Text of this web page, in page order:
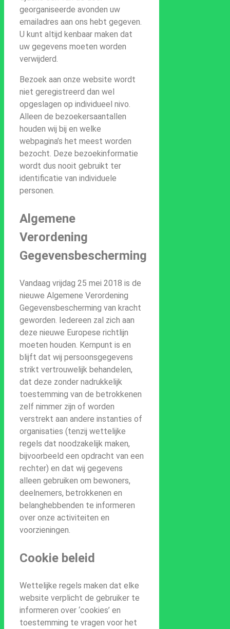
georganiseerde avonden uw
emailadres aan ons hebt gegeven.
U kunt altijd kenbaar maken dat
uw gegevens moeten worden
verwijderd.
Bezoek aan onze website wordt
niet geregistreerd dan wel
opgeslagen op individueel nivo.
Alleen de bezoekersaantallen
houden wij bij en welke
webpagina’s het meest worden
bezocht. Deze bezoekinformatie
wordt dus nooit gebruikt ter
identificatie van individuele
personen.
Algemene
Verordening
Gegevensbescherming
Vandaag vrijdag 25 mei 2018 is de
nieuwe Algemene Verordening
Gegevensbescherming van kracht
geworden. Iedereen zal zich aan
deze nieuwe Europese richtlijn
moeten houden. Kernpunt is en
blijft dat wij persoonsgegevens
strikt vertrouwelijk behandelen,
dat deze zonder nadrukkelijk
toestemming van de betrokkenen
zelf nimmer zijn of worden
verstrekt aan andere instanties of
organisaties (tenzij wettelijke
regels dat noodzakelijk maken,
bijvoorbeeld een opdracht van een
rechter) en dat wij gegevens
alleen gebruiken om bewoners,
deelnemers, betrokkenen en
belanghebbenden te informeren
over onze activiteiten en
voorzieningen.
Cookie beleid
Wettelijke regels maken dat elke
website verplicht de gebruiker te
informeren over ‘cookies’ en
toestemming te vragen voor het